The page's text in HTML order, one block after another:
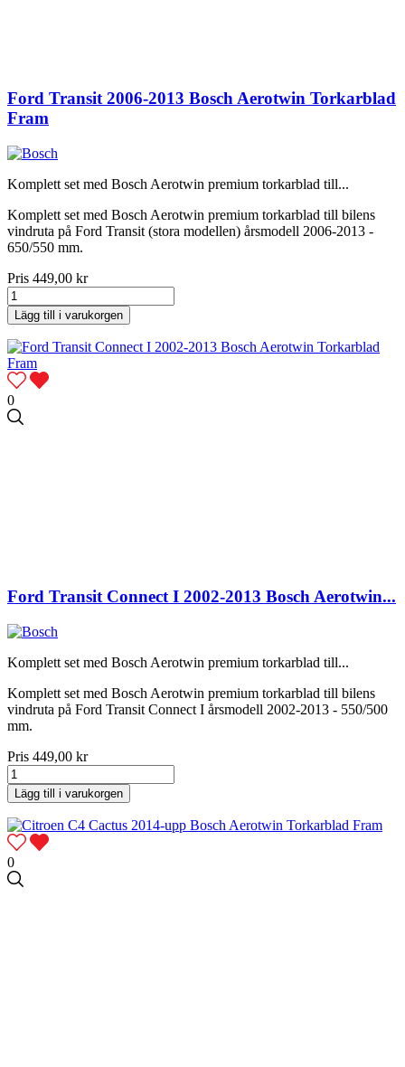
Ford Transit 2006-2013 Bosch Aerotwin Torkarblad
Fram
Komplett set med Bosch Aerotwin premium torkarblad till...
Komplett set med Bosch Aerotwin premium torkarblad till bilens
vindruta på Ford Transit (stora modellen) årsmodell 2006-2013 -
650/550 mm.
Pris 449,00 kr
Lägg till i varukorgen
0
Ford Transit Connect I 2002-2013 Bosch Aerotwin...
Komplett set med Bosch Aerotwin premium torkarblad till...
Komplett set med Bosch Aerotwin premium torkarblad till bilens
vindruta på Ford Transit Connect I årsmodell 2002-2013 - 550/500
mm.
Pris 449,00 kr
Lägg till i varukorgen
0